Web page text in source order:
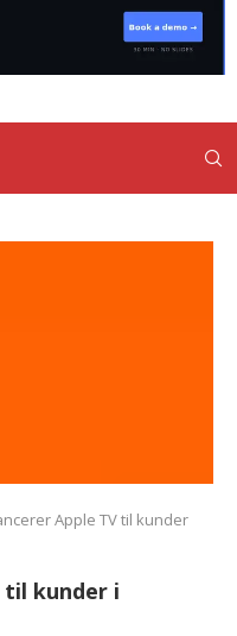
Apple TV til kunder
til kunder i